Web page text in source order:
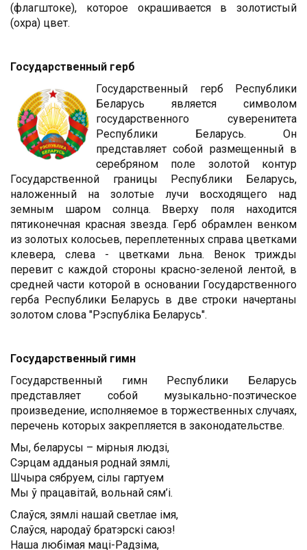
(флагштоке), которое окрашивается в золотистый
(охра) цвет.
Государственный герб
Государственный герб Республики
Беларусь является символом
государственного суверенитета
Республики Беларусь. Он
представляет собой размещенный в
серебряном поле золотой контур
Государственной границы Республики Беларусь,
наложенный на золотые лучи восходящего над
земным шаром солнца. Вверху поля находится
пятиконечная красная звезда. Герб обрамлен венком
из золотых колосьев, переплетенных справа цветками
клевера, слева - цветками льна. Венок трижды
перевит с каждой стороны красно-зеленой лентой, в
средней части которой в основании Государственного
герба Республики Беларусь в две строки начертаны
золотом слова "Рэспубліка Беларусь".
Государственный гимн
Государственный гимн Республики Беларусь
представляет собой музыкально-поэтическое
произведение, исполняемое в торжественных случаях,
перечень которых закрепляется в законодательстве.
Мы, беларусы – мірныя людзі,
Сэрцам адданыя роднай зямлі,
Шчыра сябруем, сілы гартуем
Мы ў працавітай, вольнай сям’і.
Слаўся, зямлі нашай светлае імя,
Слаўся, народаў братэрскі саюз!
Наша любімая маці-Радзіма,